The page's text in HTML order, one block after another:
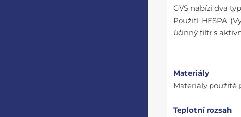
GVS nabízí dva
Použití HESPA
účinný filtr s
Materiály
Materiály použité
Teplotní rozsah